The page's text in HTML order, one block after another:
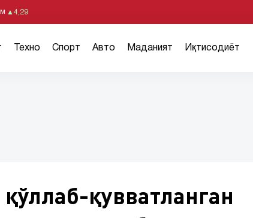
▲ 4,29
Техно Спорт Авто Маданият Иқтисодиёт
қувватланган